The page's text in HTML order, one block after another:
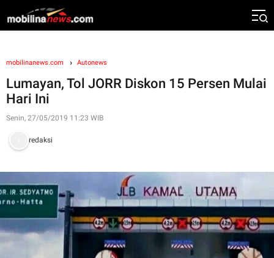
mobilinanews.com Autonews
Lumayan, Tol JORR Diskon 15 Persen Mulai
Hari Ini
Senin, 27/05/2019 11:23 WIB
redaksi